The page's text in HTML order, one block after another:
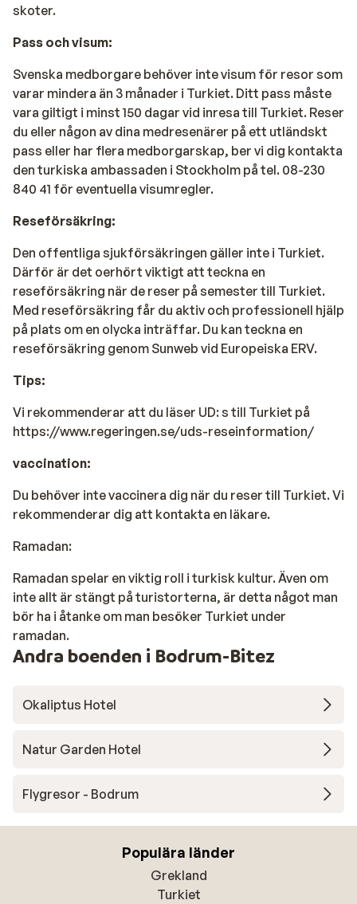
skoter.
Pass och visum:
Svenska medborgare behöver inte visum för resor som
varar mindera än 3 månader i Turkiet. Ditt pass måste
vara giltigt i minst 150 dagar vid inresa till Turkiet. Reser
du eller någon av dina medresenärer på ett utländskt
pass eller har flera medborgarskap, ber vi dig kontakta
den turkiska ambassaden i Stockholm på tel. 08-230
840 41 för eventuella visumregler.
Reseförsäkring:
Den offentliga sjukförsäkringen gäller inte i Turkiet.
Därför är det oerhört viktigt att teckna en
reseförsäkring när de reser på semester till Turkiet.
Med reseförsäkring får du aktiv och professionell hjälp
på plats om en olycka inträffar. Du kan teckna en
reseförsäkring genom Sunweb vid Europeiska ERV.
Tips:
Vi rekommenderar att du läser UD: s till Turkiet på
https://www.regeringen.se/uds-reseinformation/
vaccination:
Du behöver inte vaccinera dig när du reser till Turkiet. Vi
rekommenderar dig att kontakta en läkare.
Ramadan:
Ramadan spelar en viktig roll i turkisk kultur. Även om
inte allt är stängt på turistorterna, är detta något man
bör ha i åtanke om man besöker Turkiet under
ramadan.
Andra boenden i Bodrum-Bitez
Okaliptus Hotel
Natur Garden Hotel
Flygresor - Bodrum
Populära länder
Grekland
Turkiet